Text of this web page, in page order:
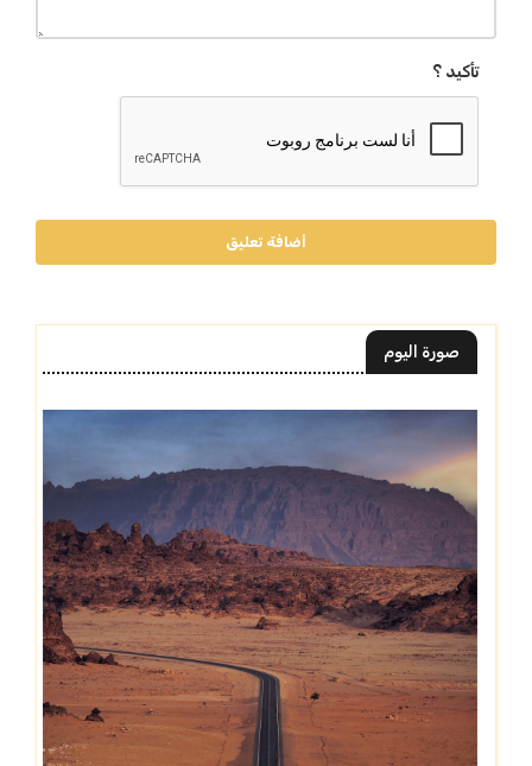
تأكيد ؟
أضافة تعليق
صورة اليوم